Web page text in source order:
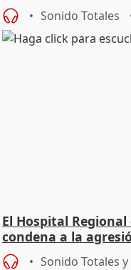
Sonido Totales
El Hospital
condena a la
Urgencias
Sonido Totales